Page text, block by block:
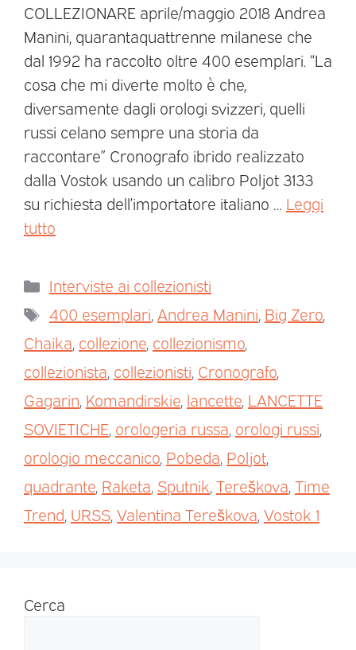
COLLEZIONARE aprile/maggio 2018 Andrea
Manini, quarantaquattrenne milanese che
dal 1992 ha raccolto oltre 400 esemplari. “La
cosa che mi diverte molto è che,
diversamente dagli orologi svizzeri, quelli
russi celano sempre una storia da
raccontare” Cronografo ibrido realizzato
dalla Vostok usando un calibro Poljot 3133
su richiesta dell’importatore italiano … Leggi
tutto
Interviste ai collezionisti
400 esemplari Andrea Manini Big Zero
Chaika collezione collezionismo
collezionista collezionisti Cronografo
Gagarin Komandirskie lancette LANCETTE
SOVIETICHE orologeria russa orologi russi
orologio meccanico Pobeda Poljot
quadrante Raketa Sputnik Tereškova Time
Trend URSS Valentina Tereškova Vostok 1
Cerca